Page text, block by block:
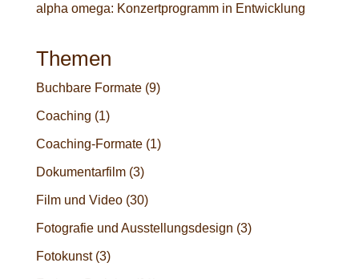
alpha omega: Konzertprogramm in Entwicklung
Themen
Buchbare Formate(9)
Coaching (1)
Coaching-Formate(1)
Dokumentarfilm(3)
Film und Video(30)
Fotografie und Ausstellungsdesign (3)
Fotokunst(3)